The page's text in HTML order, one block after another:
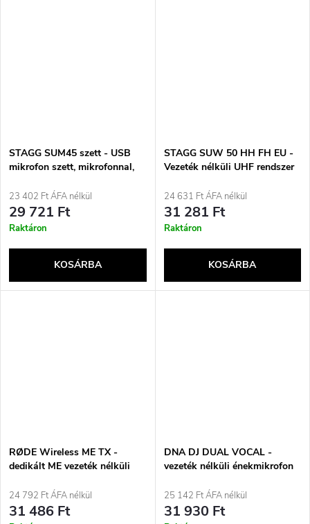
STAGG SUM45 szett - USB
mikrofon szett, mikrofonnal,
szűrővel és USB kábellel
23 402 Ft ÁFA nélkül
29 721 Ft
Raktáron
KOSÁRBA
STAGG SUW 50 HH FH EU -
Vezeték nélküli UHF rendszer
24 631 Ft ÁFA nélkül
31 281 Ft
Raktáron
KOSÁRBA
RØDE Wireless ME TX -
dedikált ME vezeték nélküli
24 792 Ft ÁFA nélkül
31 486 Ft
DNA DJ DUAL VOCAL -
vezeték nélküli énekmikrofon
25 142 Ft ÁFA nélkül
31 930 Ft